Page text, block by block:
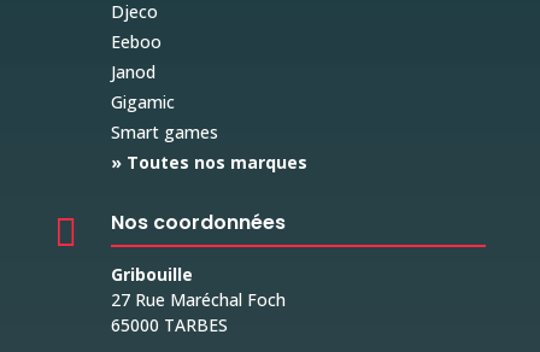
Djeco
Eeboo
Janod
Gigamic
Smart games
» Toutes nos marques
 Nos coordonnées
Gribouille
27 Rue Maréchal Foch
65000 TARBES